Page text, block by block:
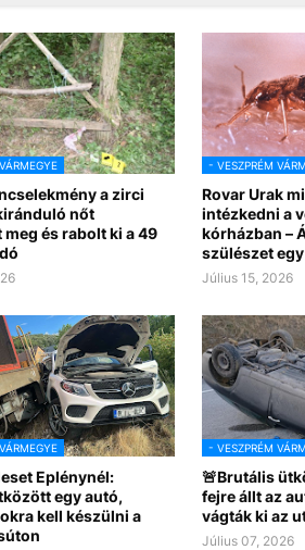
a zirci
nőt
és rabolt ki a 49
- VESZPRÉM
Rovar Urak
intézkedni a
kórházban –
szülészet
Július 15, 2026
Eplénynél:
egy autó,
kell készülni a
- VESZPRÉM
🚨Brutális
fejre állt az
vágták ki az
Július 07, 2026